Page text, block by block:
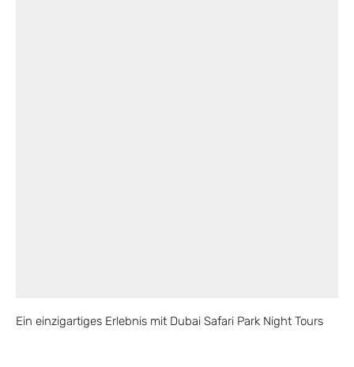
Ein einzigartiges Erlebnis mit Dubai Safari Park Night Tours